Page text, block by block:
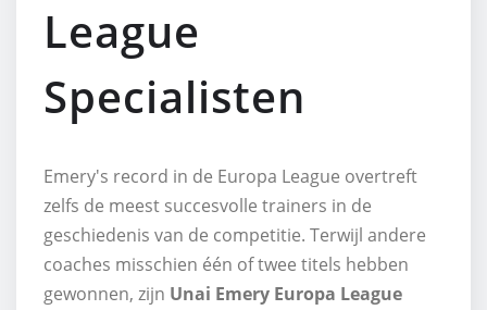
League
Specialisten
Emery's record in de Europa League overtreft
zelfs de meest succesvolle trainers in de
geschiedenis van de competitie. Terwijl andere
coaches misschien één of twee titels hebben
gewonnen, zijn Unai Emery Europa League